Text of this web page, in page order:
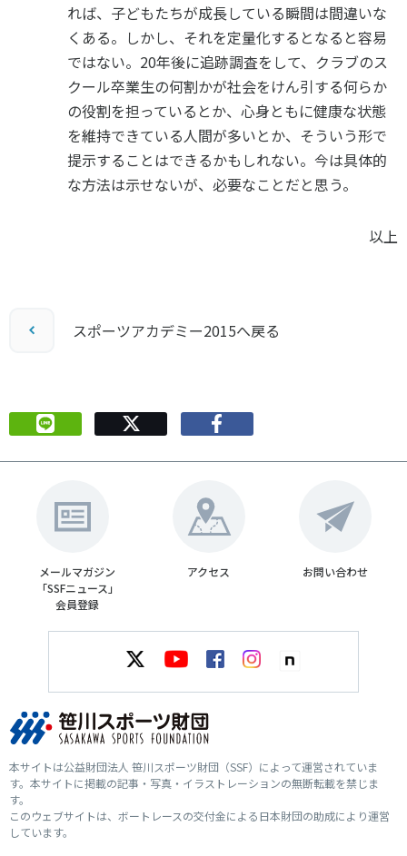
れば、子どもたちが成長している瞬間は間違いな
くある。しかし、それを定量化するとなると容易
ではない。20年後に追跡調査をして、クラブのス
クール卒業生の何割かが社会をけん引する何らか
の役割を担っているとか、心身ともに健康な状態
を維持できている人間が多いとか、そういう形で
提示することはできるかもしれない。今は具体的
な方法は示せないが、必要なことだと思う。
以上
スポーツアカデミー2015へ戻る
メールマガジン
「SSFニュース」
会員登録
アクセス お問い合わせ
本サイトは公益財団法人 笹川スポーツ財団（SSF）によって運営されていま
す。本サイトに掲載の記事・写真・イラストレーションの無断転載を禁じま
す。
このウェブサイトは、ボートレースの交付金による日本財団の助成により運営
しています。